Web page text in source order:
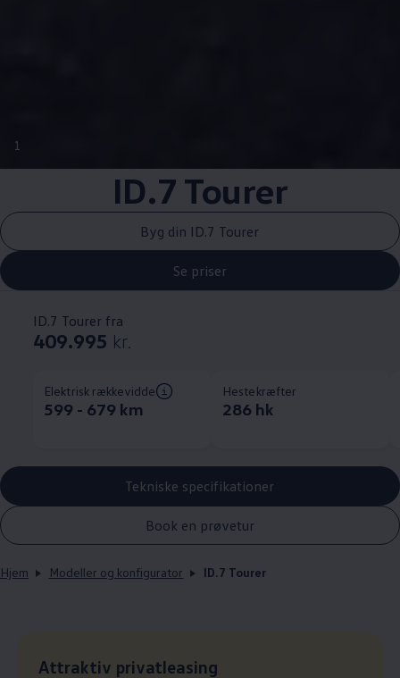
1
ID.7 Tourer
Byg din ID.7 Tourer
Se priser
ID.7 Tourer fra
409.995 kr.
Elektrisk rækkevidde
599 - 679 km
Hestekræfter
286 hk
Tekniske specifikationer
Book en prøvetur
Hjem Modeller og konfigurator ID.7 Tourer
Leasingpris:
Attraktiv privatleasing